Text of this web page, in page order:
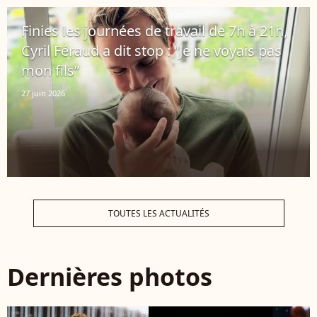
Finies les journées de travail de 7h à 21h,
Cyril Féraud a dit stop : “Je ne voyais pas
mon fils”
27 juin 2026
TOUTES LES ACTUALITÉS
Dernières photos